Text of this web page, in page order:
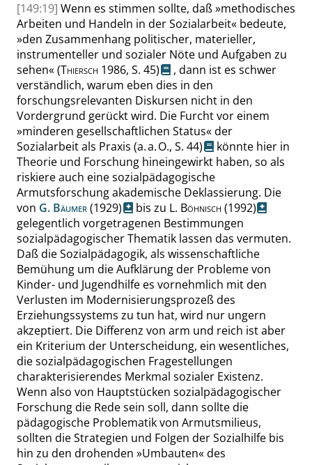
[149:19] Wenn es stimmen sollte, daß»methodisches
Arbeiten und Handeln in der Sozialarbeit« bedeute,
»den Zusammenhang politischer, materieller,
instrumenteller und sozialer Nöte und Aufgaben zu
sehen«(Thiersch 1986, S. 45)
, dann ist es schwer
verständlich, warum eben dies in den
forschungsrelevanten Diskursen nicht in den
Vordergrund gerückt wird. Die Furcht vor einem
»minderen gesellschaftlichen Status«der
Sozialarbeit als Praxis (a. a. O., S. 44)
könnte hier in
Theorie und Forschung hineingewirkt haben, so als
riskiere auch eine sozialpädagogische
Armutsforschung akademische Deklassierung. Die
von G. Bäumer(1929) bis zu L. Böhnisch (1992)
gelegentlich vorgetragenen Bestimmungen
sozialpädagogischer Thematik lassen das vermuten.
Daß die Sozialpädagogik, als wissenschaftliche
Bemühung um die Aufklärung der Probleme von
Kinder- und Jugendhilfe es vornehmlich mit den
Verlusten im Modernisierungsprozeß des
Erziehungssystems zu tun hat, wird nur ungern
akzeptiert. Die Differenz von arm und reich ist aber
ein Kriterium der Unterscheidung, ein wesentliches,
die sozialpädagogischen Fragestellungen
charakterisierendes Merkmal sozialer Existenz.
Wenn also von Hauptstücken sozialpädagogischer
Forschung die Rede sein soll, dann sollte die
pädagogische Problematik von Armutsmilieus,
sollten die Strategien und Folgen der Sozialhilfe bis
hin zu den drohenden »Umbauten«des